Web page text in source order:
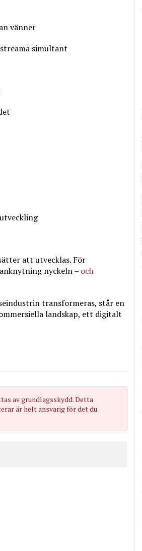
vänner
simultant
att utvecklas. För
nyckeln – och
transformeras, står en
landskap, ett digitalt
av grundlagsskydd. Detta
är helt ansvarig för det du